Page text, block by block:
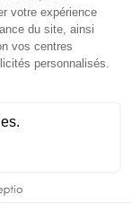
cliquez ici
de cookies.